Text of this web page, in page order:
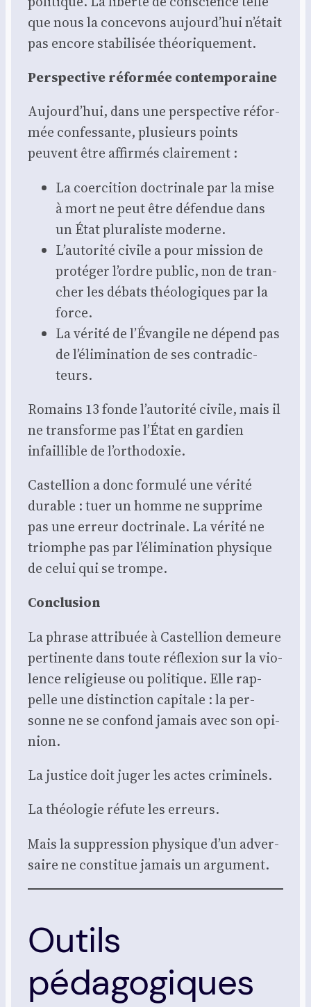
que nous la conce­vons aujourd’hui n’était
pas encore sta­bi­li­sée théo­ri­que­ment.
Pers­pec­tive réfor­mée contem­po­raine
Aujourd’hui, dans une pers­pec­tive réfor­
mée confes­sante, plu­sieurs points
peuvent être affir­més clai­re­ment :
La coer­ci­tion doc­tri­nale par la mise
à mort ne peut être défen­due dans
un État plu­ra­liste moderne.
L’autorité civile a pour mis­sion de
pro­té­ger l’ordre public, non de tran­
cher les débats théo­lo­giques par la
force.
La véri­té de l’Évangile ne dépend pas
de l’élimination de ses contra­dic­
teurs.
Romains 13 fonde l’autorité civile, mais il
ne trans­forme pas l’État en gar­dien
infaillible de l’orthodoxie.
Cas­tel­lion a donc for­mu­lé une véri­té
durable : tuer un homme ne sup­prime
pas une erreur doc­tri­nale. La véri­té ne
triomphe pas par l’élimination phy­sique
de celui qui se trompe.
Conclu­sion
La phrase attri­buée à Cas­tel­lion demeure
per­ti­nente dans toute réflexion sur la vio­
lence reli­gieuse ou poli­tique. Elle rap­
pelle une dis­tinc­tion capi­tale : la per­
sonne ne se confond jamais avec son opi­
nion.
La jus­tice doit juger les actes cri­mi­nels.
La théo­lo­gie réfute les erreurs.
Mais la sup­pres­sion phy­sique d’un adver­
saire ne consti­tue jamais un argu­ment.
Outils
pédagogiques